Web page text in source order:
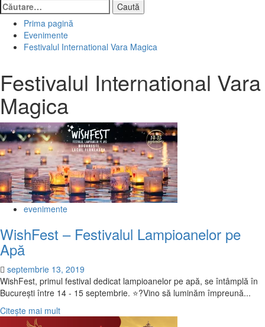
Caută
după:
Prima pagină
Evenimente
Festivalul International Vara Magica
Festivalul International Vara
Magica
evenimente
WishFest – Festivalul Lampioanelor pe
Apă
septembrie 13, 2019
WishFest, primul festival dedicat lampioanelor pe apă, se întâmplă în
București între 14 - 15 septembrie. ⭐?Vino să luminăm împreună...
Citește mai multCitește